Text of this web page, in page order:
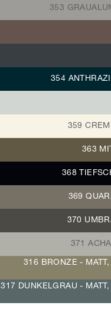
353
354
359
363
368
369
370
371
316 BRONZE - MATT,
317 DUNKELGRAU - MATT,